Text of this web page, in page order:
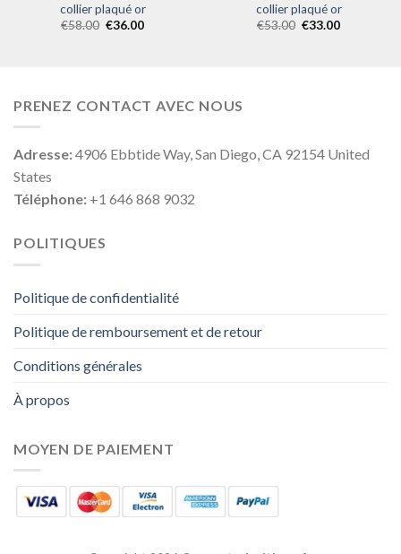
collier plaqué or
€58.00 €36.00
collier plaqué or
€53.00 €33.00
PRENEZ CONTACT AVEC NOUS
Adresse:4906 Ebbtide Way, San Diego, CA 92154 United
States
Téléphone: +1 646 868 9032
POLITIQUES
Politique de confidentialité
Politique de remboursement et de retour
Conditions générales
À propos
MOYEN DE PAIEMENT